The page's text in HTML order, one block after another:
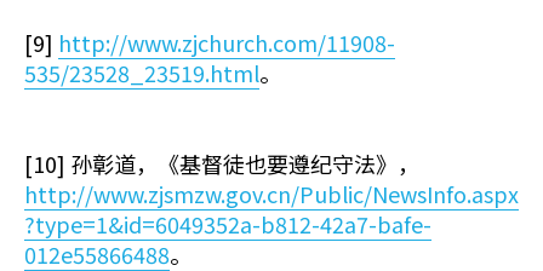
[9] http://www.zjchurch.com/11908-
535/23528_23519.html。
[10] 孙彰道，《基督徒也要遵纪守法》，
http://www.zjsmzw.gov.cn/Public/NewsInfo.aspx
?type=1&id=6049352a-b812-42a7-bafe-
012e55866488。